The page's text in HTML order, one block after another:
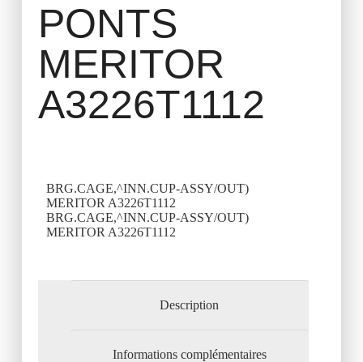
PONTS
MERITOR
A3226T1112
BRG.CAGE,^INN.CUP-ASSY/OUT)
MERITOR A3226T1112
BRG.CAGE,^INN.CUP-ASSY/OUT)
MERITOR A3226T1112
Description
Informations complémentaires